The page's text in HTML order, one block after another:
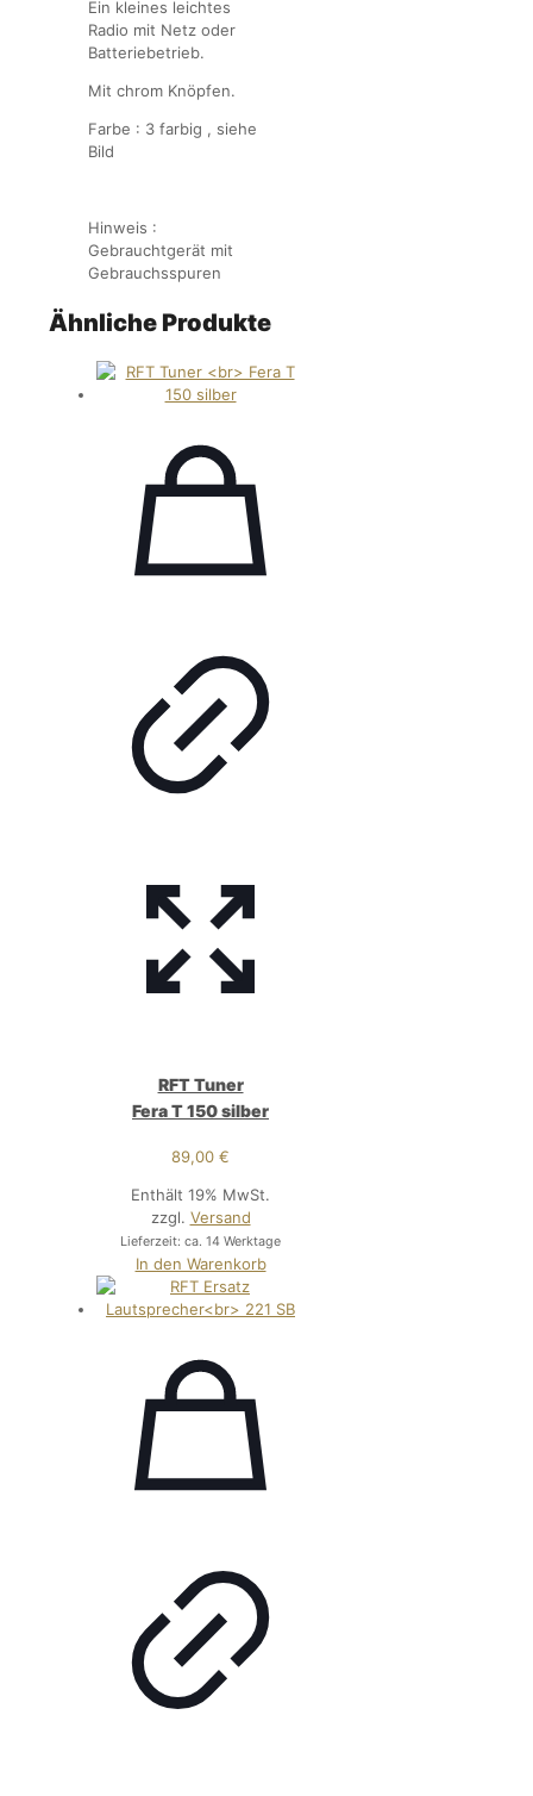
Ein kleines leichtes
Radio mit Netz oder
Batteriebetrieb.
Mit chrom Knöpfen.
Farbe : 3 farbig , siehe
Bild
Hinweis :
Gebrauchtgerät mit
Gebrauchsspuren
Ähnliche Produkte
RFT Tuner
Fera T 150 silber
89,00€
Enthält 19% MwSt.
zzgl. Versand
Lieferzeit: ca. 14 Werktage
In den Warenkorb